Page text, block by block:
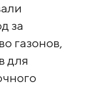
за
газонов,
для